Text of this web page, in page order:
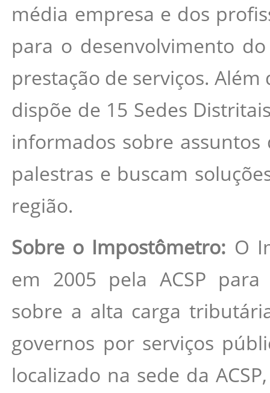
média empresa e dos
para o desenvolvimento
prestação de serviços. Além
dispõe de 15 Sedes
informados sobre
palestras e buscam
região.
Sobre o Impostômetro: O
em 2005 pela ACSP
sobre a alta carga
governos por serviços
localizado na sede da